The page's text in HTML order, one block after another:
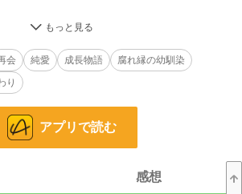
に助かった私は故郷から遠く離れた、見知らぬ土地で
びた現実と、私だけが安全な場所へ逃げてしまった
た故郷が遠い遠い場所になってしまった。
思い出すのは、あの震災直前に交わした約束。
会 純愛 成長物語
腐れ縁の幼馴染
り
アプリで読む
感想